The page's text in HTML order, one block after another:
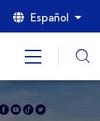
Español